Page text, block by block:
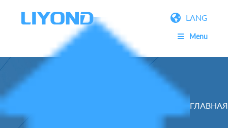
LANG
Menu
ГЛАВНАЯ